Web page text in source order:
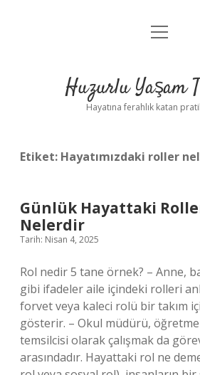
Anasayfa
Yasal Uyarı
menüyü
Huzurlu Yaşam
Hayatına ferahlık katan
Etiket: Hayatımızdaki roller
Günlük Hayattaki
Nelerdir
Tarih: Nisan 4, 2025
Rol nedir 5 tane örnek? – Anne,
gibi ifadeler aile içindeki rolleri
forvet veya kaleci rolü bir takım
gösterir. – Okul müdürü,
temsilcisi olarak çalışmak da
arasındadır. Hayattaki rol ne